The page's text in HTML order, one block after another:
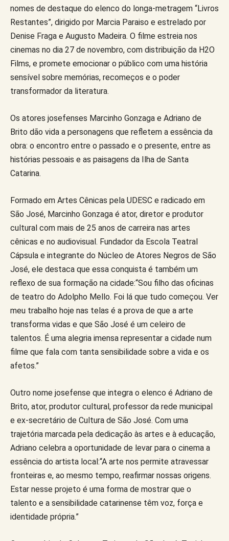
nomes de destaque do elenco do longa-metragem “Livros
Restantes”, dirigido por Marcia Paraiso e estrelado por
Denise Fraga e Augusto Madeira. O filme estreia nos
cinemas no dia 27 de novembro, com distribuição da H2O
Films, e promete emocionar o público com uma história
sensível sobre memórias, recomeços e o poder
transformador da literatura.
Os atores josefenses Marcinho Gonzaga e Adriano de
Brito dão vida a personagens que refletem a essência da
obra: o encontro entre o passado e o presente, entre as
histórias pessoais e as paisagens da Ilha de Santa
Catarina.
Formado em Artes Cênicas pela UDESC e radicado em
São José, Marcinho Gonzaga é ator, diretor e produtor
cultural com mais de 25 anos de carreira nas artes
cênicas e no audiovisual. Fundador da Escola Teatral
Cápsula e integrante do Núcleo de Atores Negros de São
José, ele destaca que essa conquista é também um
reflexo de sua formação na cidade:“Sou filho das oficinas
de teatro do Adolpho Mello. Foi lá que tudo começou. Ver
meu trabalho hoje nas telas é a prova de que a arte
transforma vidas e que São José é um celeiro de
talentos. É uma alegria imensa representar a cidade num
filme que fala com tanta sensibilidade sobre a vida e os
afetos.”
Outro nome josefense que integra o elenco é Adriano de
Brito, ator, produtor cultural, professor da rede municipal
e ex-secretário de Cultura de São José. Com uma
trajetória marcada pela dedicação às artes e à educação,
Adriano celebra a oportunidade de levar para o cinema a
essência do artista local:“A arte nos permite atravessar
fronteiras e, ao mesmo tempo, reafirmar nossas origens.
Estar nesse projeto é uma forma de mostrar que o
talento e a sensibilidade catarinense têm voz, força e
identidade própria.”